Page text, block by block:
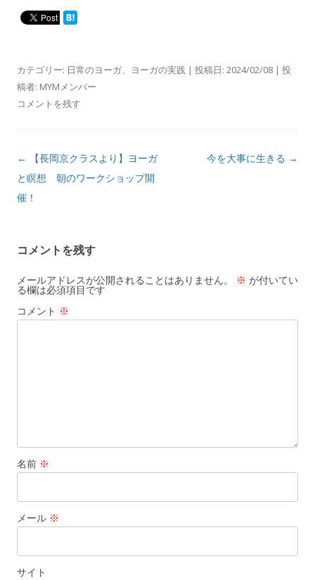
カテゴリー: 日常のヨーガ、 ヨーガの実践 | 投稿日: 2024/02/08 | 投
稿者: MYMメンバー
コメントを残す
投
稿
ナ
ー
シ
ョ
ン
←
【長岡京クラスより】ヨーガ
と瞑想 朝のワークショップ開
催！
今を大事に生きる →
コメントを残す
メールアドレスが公開されることはありません。 ※ が付いてい
る欄は必須項目です
コメント ※
名前 ※
メール ※
サイト